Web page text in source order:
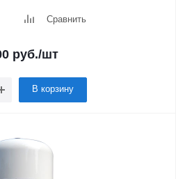
Сравнить
руб./шт
В корзину